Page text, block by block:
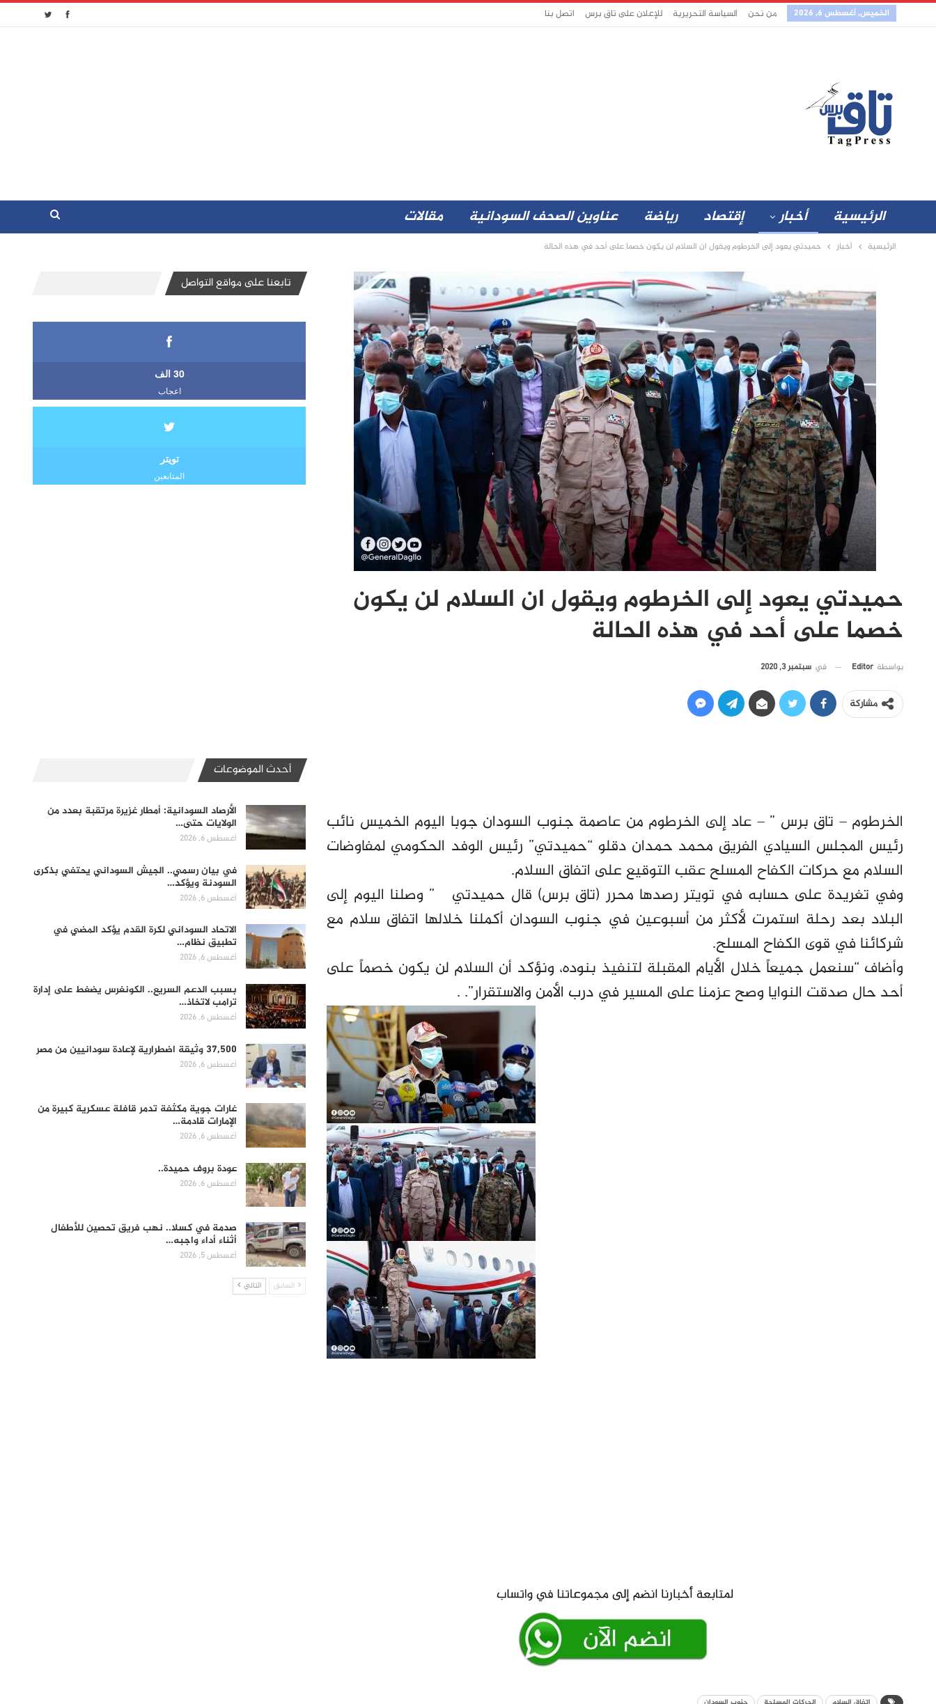
الخميس, أغسطس 6, 2026 من نحن السياسة التحريرية للإعلان على تاق برس اتصل بنا
الرئيسية أخبار إقتصاد رياضة عناوين الصحف السودانية مقالات
الرئيسية أخبار حميدتي يعود إلى الخرطوم ويقول ان السلام لن يكون خصما على أحد في هذه الحالة
حميدتي يعود إلى الخرطوم ويقول ان السلام لن يكون
خصما على أحد في هذه الحالة
بواسطة Editor في سبتمبر 3, 2020
مشاركة
الخرطوم – تاق برس ” – عاد إلى الخرطوم من عاصمة جنوب السودان جوبا اليوم الخميس نائب
رئيس المجلس السيادي الفريق محمد حمدان دقلو “حميدتي” رئيس الوفد الحكومي لمفاوضات
السلام مع حركات الكفاح المسلح عقب التوقيع على اتفاق السلام.
وفي تغريدة على حسابه في تويتر رصدها محرر (تاق برس) قال حميدتي ” وصلنا اليوم إلى
البلاد بعد رحلة استمرت لأكثر من أسبوعين في جنوب السودان أكملنا خلالها اتفاق سلام مع
شركائنا في قوى الكفاح المسلح.
وأضاف “سنعمل جميعاً خلال الأيام المقبلة لتنفيذ بنوده، ونؤكد أن السلام لن يكون خصماً على
أحد حال صدقت النوايا وصح عزمنا على المسير في درب الأمن والاستقرار”. .
تابعنا على مواقع التواصل
30 الف
اعجاب
تويتر
المتابعين
أحدث الموضوعات
الأرصاد السودانية: أمطار غزيرة مرتقبة بعدد من
الولايات حتى…
أغسطس 6, 2026
في بيان رسمي.. الجيش السوداني يحتفي بذكرى
السودنة ويؤكد…
أغسطس 6, 2026
الاتحاد السوداني لكرة القدم يؤكد المضي في
تطبيق نظام…
أغسطس 6, 2026
بسبب الدعم السريع.. الكونغرس يضغط على إدارة
ترامب لاتخاذ…
أغسطس 6, 2026
37,500 وثيقة اضطرارية لإعادة سودانيين من مصر
أغسطس 6, 2026
غارات جوية مكثفة تدمر قافلة عسكرية كبيرة من
الإمارات قادمة…
أغسطس 6, 2026
عودة بروف حميدة..
أغسطس 6, 2026
صدمة في كسلا.. نهب فريق تحصين للأطفال
أثناء أداء واجبه…
أغسطس 5, 2026
السابق التالي